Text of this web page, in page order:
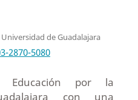
Universidad de Guadalajara
2870-5080
Educación por la
con una